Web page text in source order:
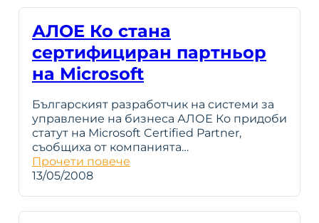
АЛОЕ Ко стана
сертифициран партньор
на Microsoft
Българският разработчик на системи за
управление на бизнеса АЛОЕ Ко придоби
статут на Microsoft Certified Partner,
съобщиха от компанията…
Прочети повече
13/05/2008